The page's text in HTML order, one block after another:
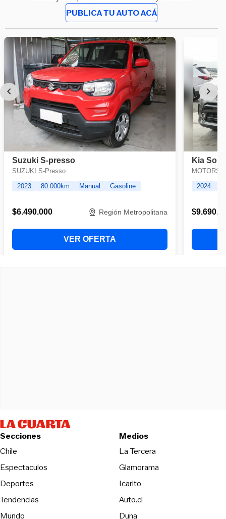
PUBLICA TU AUTO ACÁ
Secciones
Chile
Espectaculos
Deportes
Tendencias
Mundo
Medios
La TerceraOpens in new
Glamorama
Icarito
Auto.cl
DunaOpens in new window